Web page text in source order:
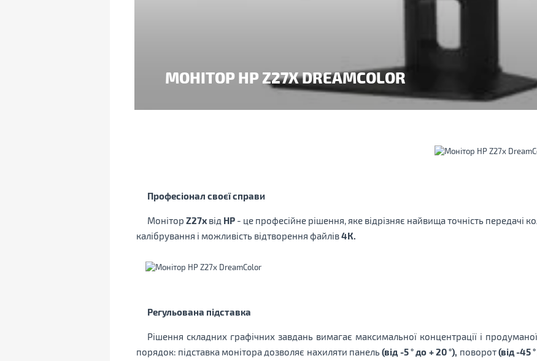
МОНІТОР HP Z27X DREAMCOLOR
Професіонал своєї справи
Монітор Z27xвід НР- це професійне рішення, яке відрізняє найвища точність передачі
калібрування і можливість відтворення файлів4К.
Регульована підставка
Рішення складних графічних завдань вимагає максимальної концентрації і
порядок: підставка монітора дозволяє нахиляти панель(від -5 ° до + 20 °), поворот(від -45